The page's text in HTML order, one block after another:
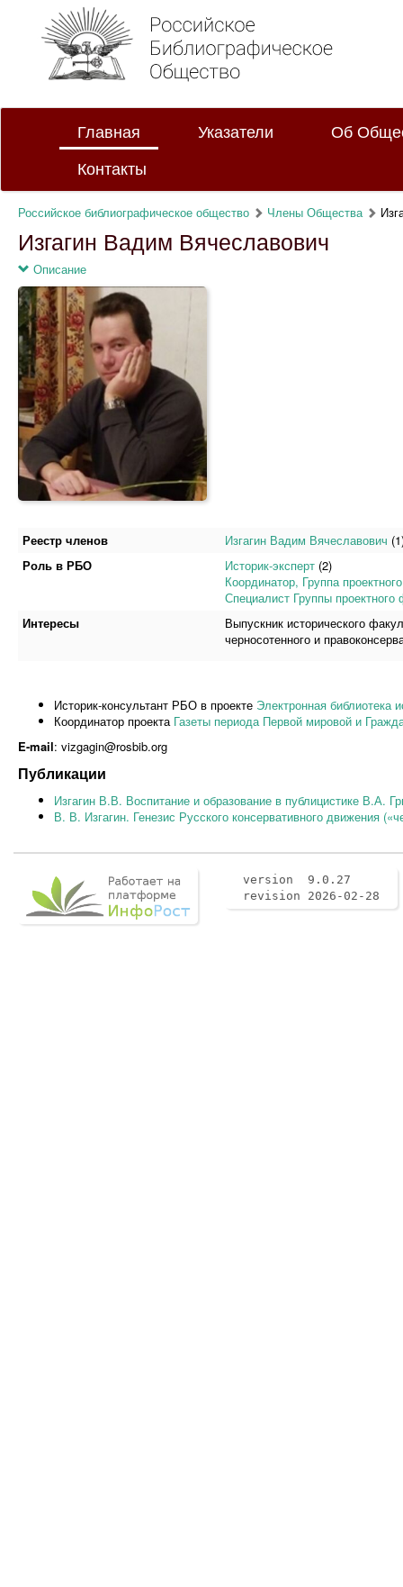
Главная Указатели
Об
Контакты
Российское библиографическое общество Члены Общества
Изгагин Вадим Вячеславович
Описание
Реестр членов Изгагин Вадим Вячеславович
Роль в РБО
Историк-эксперт (2)
Координатор, Группа
Специалист Группы
Интересы
Выпускник исторического
черносотенного и
Историк-консультант РБО в проекте Электронная библиотека
Координатор проекта Газеты периода Первой мировой и
E-mail: vizgagin@rosbib.org
Публикации
Изгагин В.В. Воспитание и образование в публицистике В.А.
В. В. Изгагин. Генезис Русского консервативного движения
version 9.0.27
revision 2026-02-28